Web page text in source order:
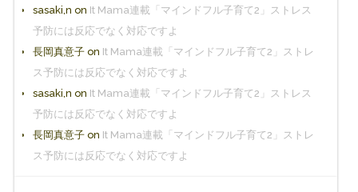
sasaki,n on It Mama連載「マインドフル子育て2」ストレス
予防には反応でなく対応ですよ
長岡真意子on It Mama連載「マインドフル子育て2」ストレ
ス予防には反応でなく対応ですよ
sasaki,n on It Mama連載「マインドフル子育て2」ストレス
予防には反応でなく対応ですよ
長岡真意子on It Mama連載「マインドフル子育て2」ストレ
ス予防には反応でなく対応ですよ